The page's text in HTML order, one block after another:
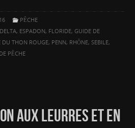
PÊCHE
DELTA, ESPADON, FLORIDE, GUIDE DE
DU THON ROUGE, PENN, RHÔNE, SEBILE,
PÊCHE
AUX LEURRES ET EN